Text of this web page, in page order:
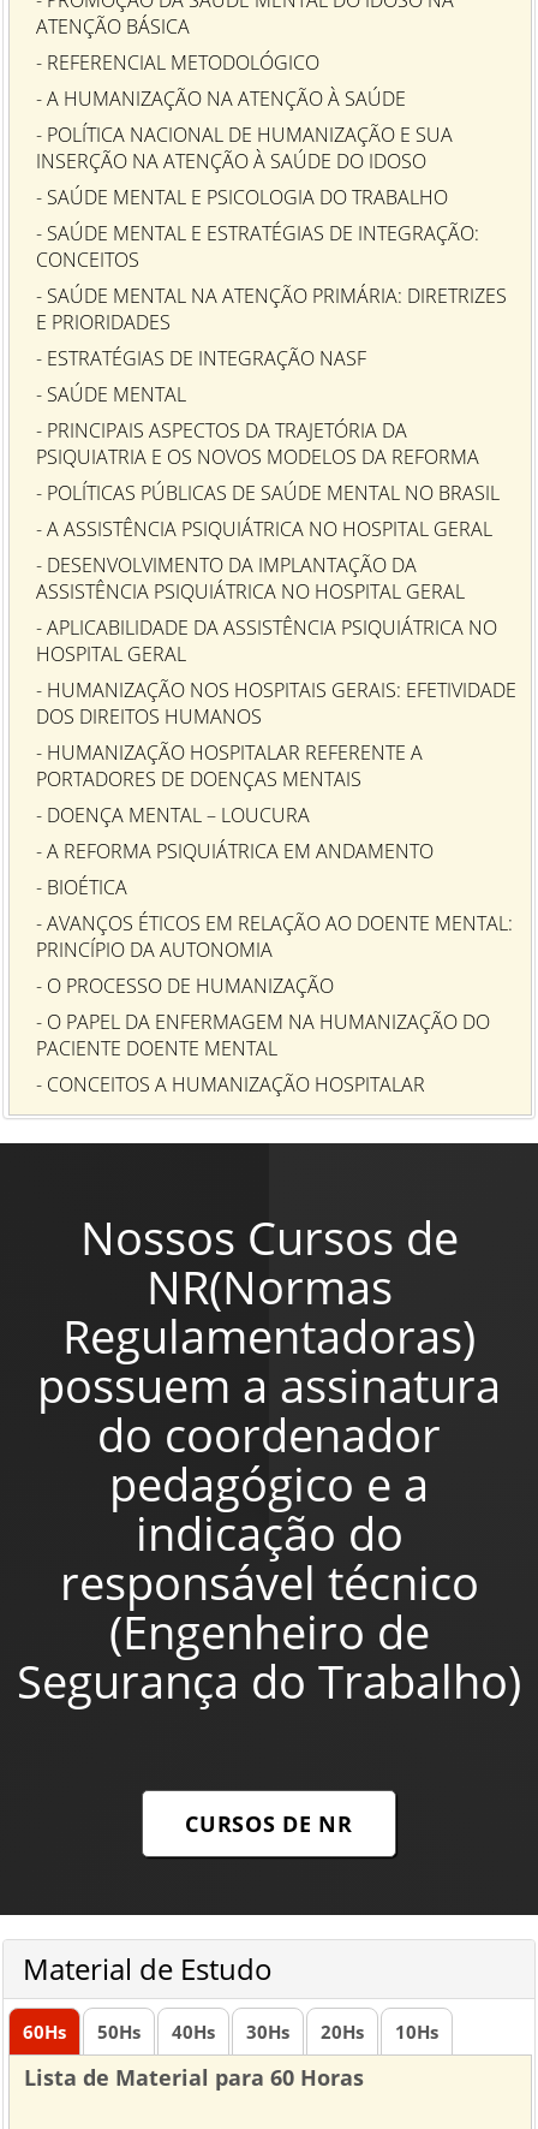
ATENÇÃO BÁSICA
- REFERENCIAL METODOLÓGICO
- A HUMANIZAÇÃO NA ATENÇÃO À SAÚDE
- POLÍTICA NACIONAL DE HUMANIZAÇÃO E SUA
INSERÇÃO NA ATENÇÃO À SAÚDE DO IDOSO
- SAÚDE MENTAL E PSICOLOGIA DO TRABALHO
- SAÚDE MENTAL E ESTRATÉGIAS DE INTEGRAÇÃO:
CONCEITOS
- SAÚDE MENTAL NA ATENÇÃO PRIMÁRIA: DIRETRIZES
E PRIORIDADES
- ESTRATÉGIAS DE INTEGRAÇÃO NASF
- SAÚDE MENTAL
- PRINCIPAIS ASPECTOS DA TRAJETÓRIA DA
PSIQUIATRIA E OS NOVOS MODELOS DA REFORMA
- POLÍTICAS PÚBLICAS DE SAÚDE MENTAL NO BRASIL
- A ASSISTÊNCIA PSIQUIÁTRICA NO HOSPITAL GERAL
- DESENVOLVIMENTO DA IMPLANTAÇÃO DA
ASSISTÊNCIA PSIQUIÁTRICA NO HOSPITAL GERAL
- APLICABILIDADE DA ASSISTÊNCIA PSIQUIÁTRICA NO
HOSPITAL GERAL
- HUMANIZAÇÃO NOS HOSPITAIS GERAIS: EFETIVIDADE
DOS DIREITOS HUMANOS
- HUMANIZAÇÃO HOSPITALAR REFERENTE A
PORTADORES DE DOENÇAS MENTAIS
- DOENÇA MENTAL – LOUCURA
- A REFORMA PSIQUIÁTRICA EM ANDAMENTO
- BIOÉTICA
- AVANÇOS ÉTICOS EM RELAÇÃO AO DOENTE MENTAL:
PRINCÍPIO DA AUTONOMIA
- O PROCESSO DE HUMANIZAÇÃO
- O PAPEL DA ENFERMAGEM NA HUMANIZAÇÃO DO
PACIENTE DOENTE MENTAL
- CONCEITOS A HUMANIZAÇÃO HOSPITALAR
Nossos Cursos de
NR(Normas
Regulamentadoras)
possuem a assinatura
do coordenador
pedagógico e a
indicação do
responsável técnico
(Engenheiro de
Segurança do Trabalho)
CURSOS DE NR
Material de Estudo
60Hs 50Hs 40Hs 30Hs 20Hs 10Hs
Lista de Material para 60 Horas